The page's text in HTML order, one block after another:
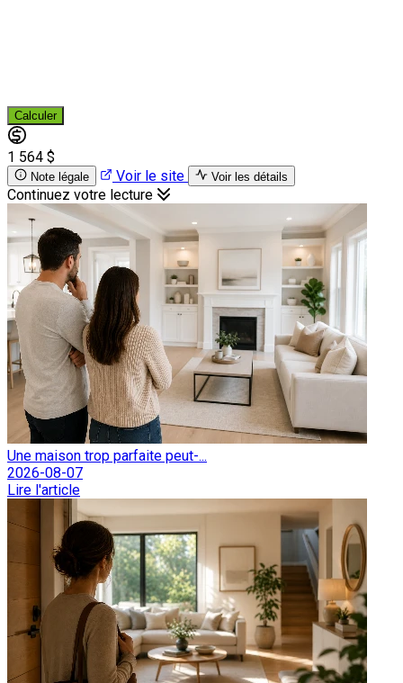
Calculer
1 564 $
Note légale Voir le site Voir les détails
Continuez votre lecture
Une maison trop parfaite peut-...
2026-08-07
Lire l'article